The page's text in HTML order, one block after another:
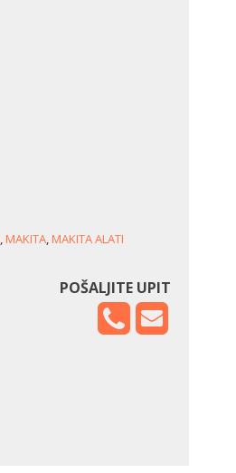
,MAKITA,MAKITA ALATI
POŠALJITE UPIT